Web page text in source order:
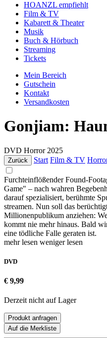
HOANZL empfiehlt
Film & TV
Kabarett & Theater
Musik
Buch & Hörbuch
Streaming
Tickets
Mein Bereich
Gutschein
Kontakt
Versandkosten
Gonjiam:
DVD Horror 2025
Zurück Start Film & TV
Furchteinflößender Found-
Game" – nach wahren
darauf spezialisiert, berühmte
streamen. Nun soll das
Millionenpublikum anziehen:
kommt nie mehr hinaus. Bald
eine tödliche Falle geraten ist.
mehr lesen weniger lesen
DVD
€ 9,99
Derzeit nicht auf Lager
Produkt anfragen
Auf die Merkliste